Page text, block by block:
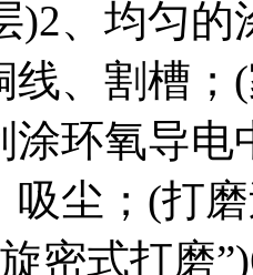
)2、均匀的
线、割槽；
涂环氧导
吸尘；(打
密式打磨